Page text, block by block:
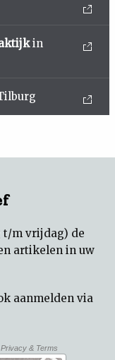
in
t/m vrijdag) de
artikelen in uw
aanmelden via